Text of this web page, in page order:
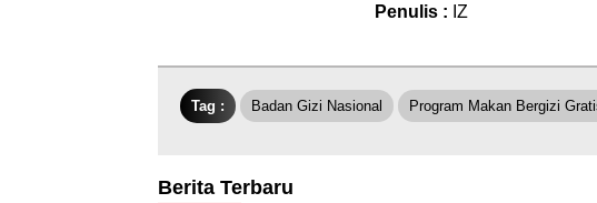
Penulis : IZ
Tag : Badan Gizi Nasional Program Makan Bergizi
Berita Terbaru